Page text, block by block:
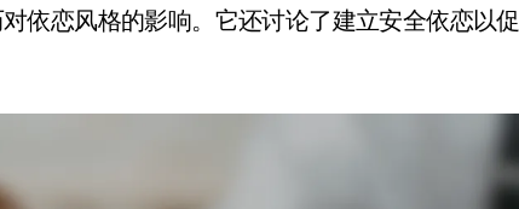
依恋风格的影响。它还讨论了建立安全依恋以促